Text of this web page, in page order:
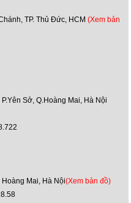
TP. Thủ Đức, HCM(Xem bản
Sở, Q.Hoàng Mai, Hà Nội
Hoàng Mai, Hà Nội(Xem bản đồ)